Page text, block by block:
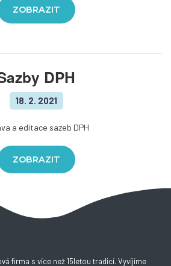
ZOBRAZIT
DPH
18. 2. 2021
a editace sazeb DPH
ZOBRAZIT
firma s více než 15letou tradicí. Vyvíjíme